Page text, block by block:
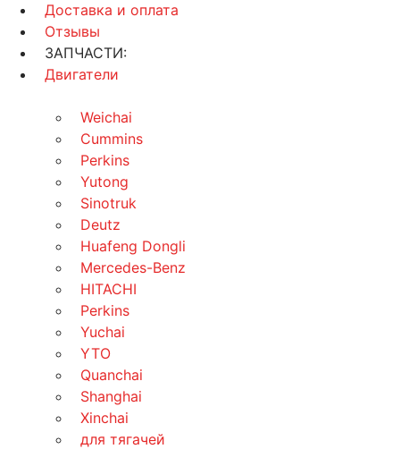
Доставка и оплата
Отзывы
ЗАПЧАСТИ:
Двигатели
Weichai
Cummins
Perkins
Yutong
Sinotruk
Deutz
Huafeng Dongli
Mercedes-Benz
HITACHI
Perkins
Yuchai
YTO
Quanchai
Shanghai
Xinchai
для тягачей